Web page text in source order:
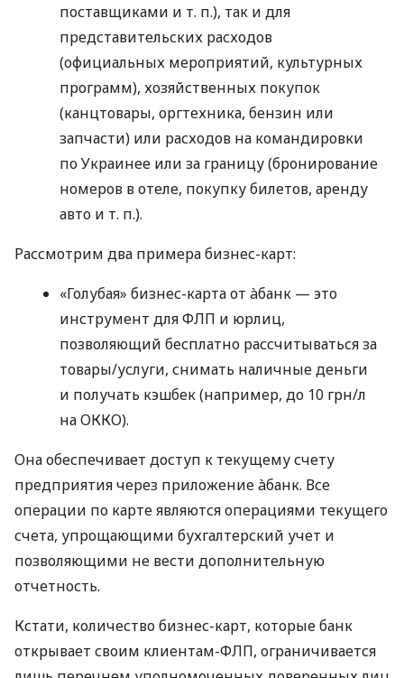
поставщиками и т. п.), так и для
представительских расходов
(официальных мероприятий, культурных
программ), хозяйственных покупок
(канцтовары, оргтехника, бензин или
запчасти) или расходов на командировки
по Украинее или за границу (бронирование
номеров в отеле, покупку билетов, аренду
авто и т. п.).
Рассмотрим два примера бизнес-карт:
«Голубая» бизнес-карта от àбанк — это
инструмент для ФЛП и юрлиц,
позволяющий бесплатно рассчитываться за
товары/услуги, снимать наличные деньги
и получать кэшбек (например, до 10 грн/л
на ОККО).
Она обеспечивает доступ к текущему счету
предприятия через приложение àбанк. Все
операции по карте являются операциями текущего
счета, упрощающими бухгалтерский учет и
позволяющими не вести дополнительную
отчетность.
Кстати, количество бизнес-карт, которые банк
открывает своим клиентам-ФЛП, ограничивается